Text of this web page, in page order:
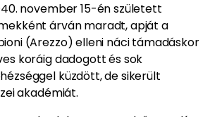
november 15-én született
árván maradt, apját a
(Arezzo) elleni náci támadáskor
koráig dadogott és sok
küzdött, de sikerült
akadémiát.